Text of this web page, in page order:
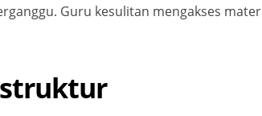
Guru kesulitan mengakses